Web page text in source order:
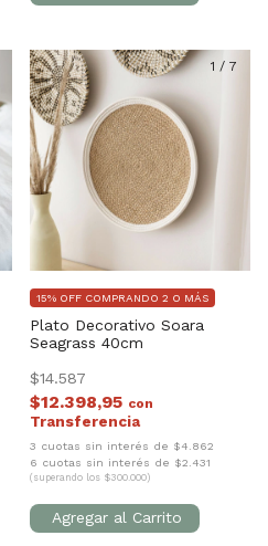
1 / 7
Plato Decorativo Soara
Seagrass 40cm
$14.587
15% OFF COMPRANDO 2 O MÁS
$12.398,95 con
3 cuotas sin interés de $4.862
6 cuotas sin interés de $2.431
(superando los $300.000)